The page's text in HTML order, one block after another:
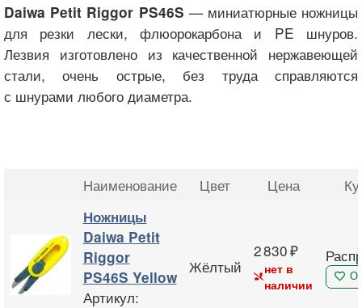
Daiwa Petit Riggor PS46S — миниатюрные ножницы
для резки лески, флюорокарбона и PE шнуров.
Лезвия изготовлено из качественной нержавеющей
стали, очень острые, без труда справляются
с шнурами любого диаметра.
Наименование Цвет Цена
Ножницы
Daiwa Petit
Riggor
PS46S Yellow
Артикул:
Жёлтый
2 830
нет в
наличии